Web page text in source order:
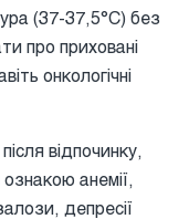
(37-37,5°C) без
про приховані
онкологічні
відпочинку,
анемії,
депресії